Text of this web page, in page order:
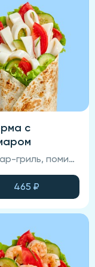
с
кальмар-гриль, помидор свежий, огурец свежий, зеленый салат, лаваш, соус спайси, соус фирменный.
465 ₽